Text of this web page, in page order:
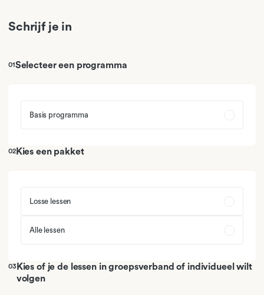
Repeated Measures Analysis
Schrijf je in
01Selecteer een programma
Basis programma
02Kies een pakket
Losse lessen
Alle lessen
03Kies of je de lessen in groepsverband of individueel wilt
volgen